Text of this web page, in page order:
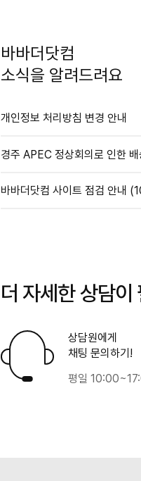
바바더닷컴
소식을 알려드려요
개인정보 처리방침 변경 안내
경주 APEC 정상회의로 인한
바바더닷컴 사이트 점검 안내
더 자세한 상담이
상담원에게
채팅 문의하기!
평일